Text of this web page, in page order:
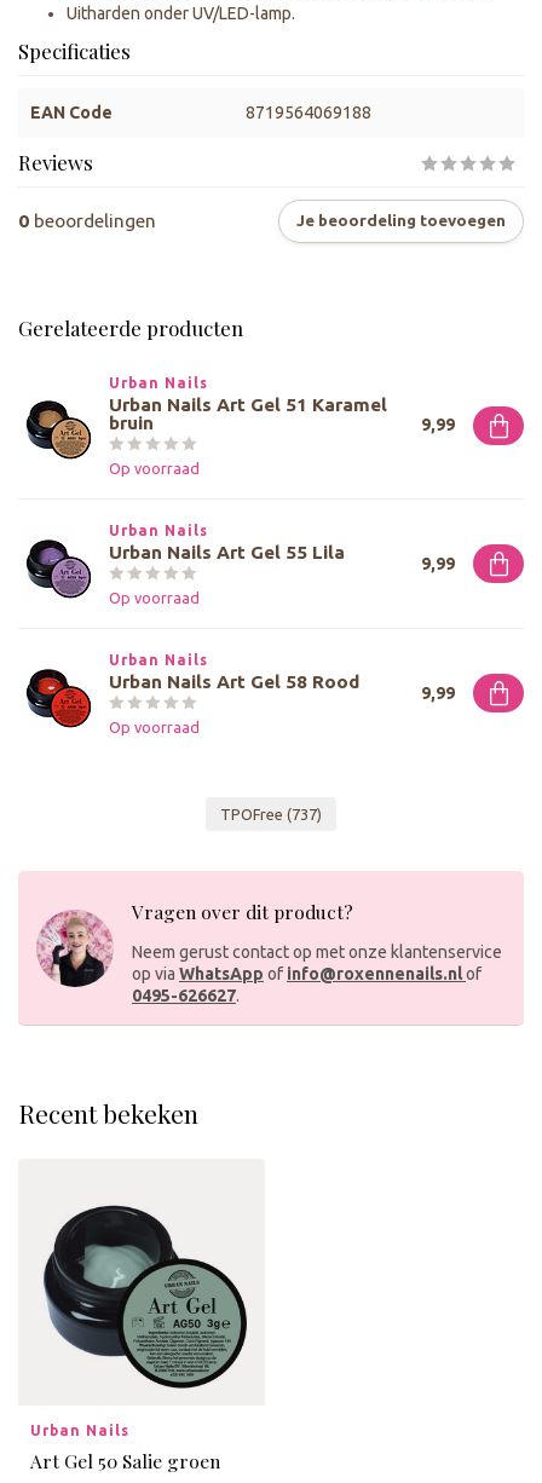
Uitharden onder UV/LED-lamp.
Specificaties
EAN Code 8719564069188
Reviews
0 beoordelingen Je beoordeling toevoegen
Gerelateerde producten
Urban Nails
Urban Nails Art Gel 51 Karamel
bruin
Op voorraad
9,99
Urban Nails
Urban Nails Art Gel 55 Lila
Op voorraad
9,99
Urban Nails
Urban Nails Art Gel 58 Rood
Op voorraad
9,99
TPOFree (737)
Vragen over dit product?
Neem gerust contact op met onze klantenservice
op via WhatsApp of info@roxennenails.nlof
0495-626627.
Recent bekeken
Urban Nails
Art Gel 50 Salie groen